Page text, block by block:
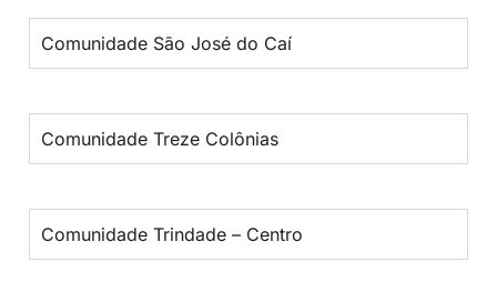
Comunidade São José do Caí
Comunidade Treze Colônias
Comunidade Trindade – Centro